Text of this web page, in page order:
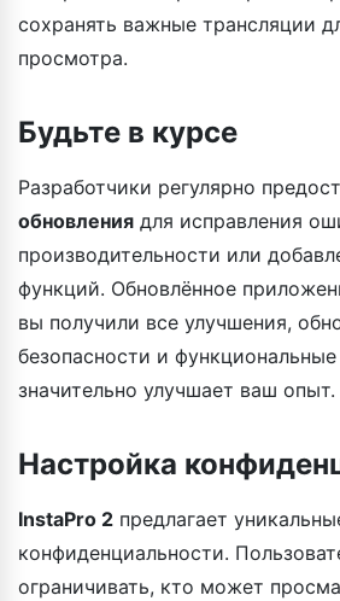
сохранять важные трансляции
просмотра.
Будьте в курсе
Разработчики регулярно
обновления для исправления
производительности или
функций. Обновлённое
вы получили все улучшения,
безопасности и
значительно улучшает ваш опыт.
Настройка
InstaPro 2 предлагает
конфиденциальности.
ограничивать, кто может